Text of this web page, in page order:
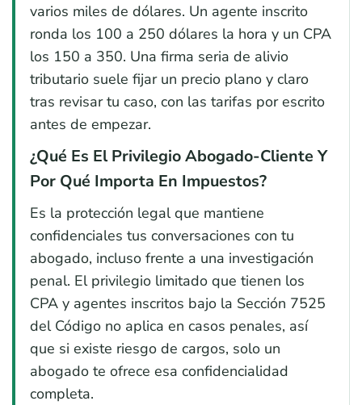
varios miles de dólares. Un agente inscrito
ronda los 100 a 250 dólares la hora y un CPA
los 150 a 350. Una firma seria de alivio
tributario suele fijar un precio plano y claro
tras revisar tu caso, con las tarifas por escrito
antes de empezar.
¿Qué Es El Privilegio Abogado-Cliente Y
Por Qué Importa En Impuestos?
Es la protección legal que mantiene
confidenciales tus conversaciones con tu
abogado, incluso frente a una investigación
penal. El privilegio limitado que tienen los
CPA y agentes inscritos bajo la Sección 7525
del Código no aplica en casos penales, así
que si existe riesgo de cargos, solo un
abogado te ofrece esa confidencialidad
completa.